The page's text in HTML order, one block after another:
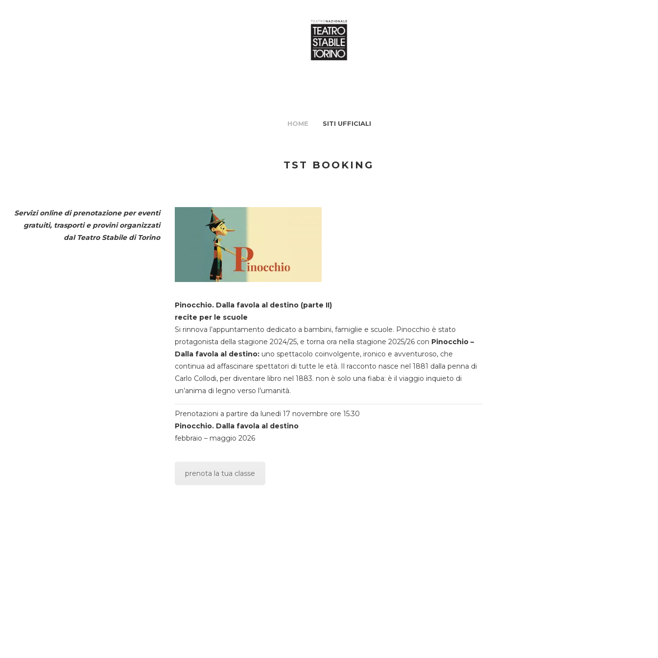
HOME SITI UFFICIALI
TST BOOKING
Servizi online di prenotazione per eventi
gratuiti, trasporti e provini organizzati
dal Teatro Stabile di Torino
Pinocchio. Dalla favola al destino (parte II)
recite per le scuole
Si rinnova l’appuntamento dedicato a bambini, famiglie e scuole. Pinocchio è stato
protagonista della stagione 2024/25, e torna ora nella stagione 2025/26 con Pinocchio –
Dalla favola al destino:uno spettacolo coinvolgente, ironico e avventuroso, che
continua ad affascinare spettatori di tutte le età. Il racconto nasce nel 1881 dalla penna di
Carlo Collodi, per diventare libro nel 1883. non è solo una fiaba: è il viaggio inquieto di
un’anima di legno verso l’umanità.
Prenotazioni a partire da lunedi 17 novembre ore 15.30
Pinocchio. Dalla favola al destino
febbraio – maggio 2026
prenota la tua classe